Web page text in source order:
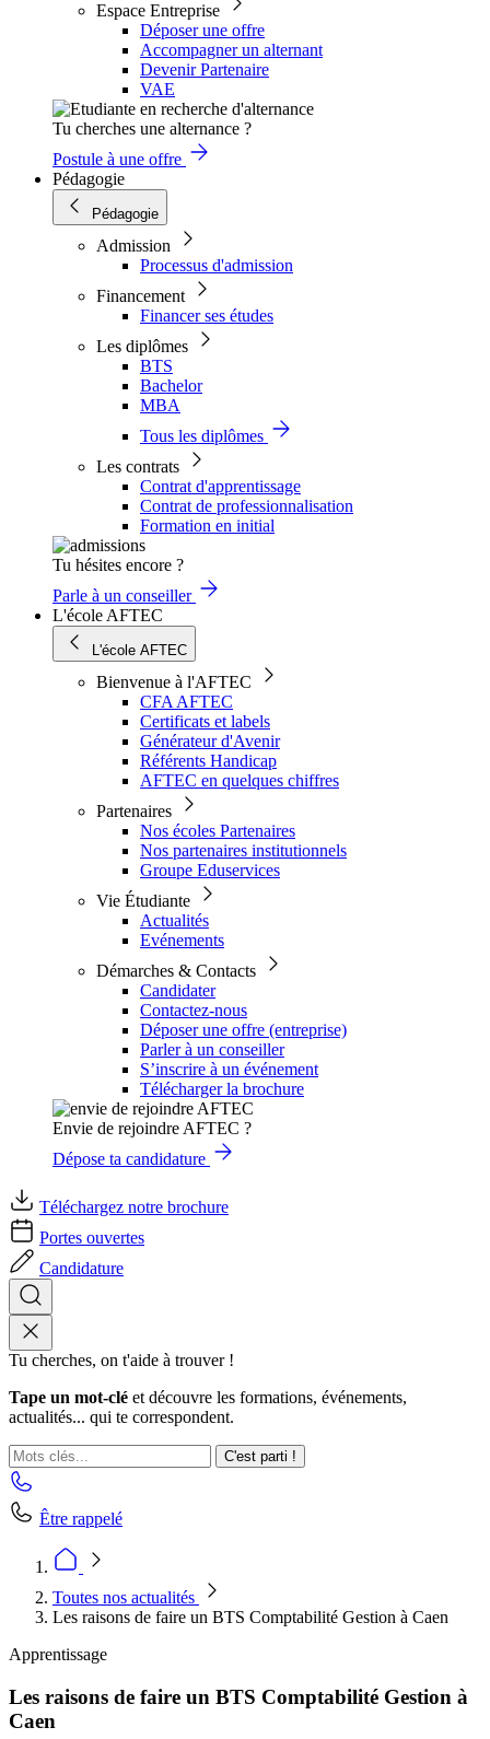
Espace Entreprise
Déposer une offre
Accompagner un alternant
Devenir Partenaire
VAE
Tu cherches une alternance ?
Postule à une offre
Pédagogie
Pédagogie
Admission
Processus d'admission
Financement
Financer ses études
Les diplômes
BTS
Bachelor
MBA
Tous les diplômes
Les contrats
Contrat d'apprentissage
Contrat de professionnalisation
Formation en initial
Tu hésites encore ?
Parle à un conseiller
L'école AFTEC
L'école AFTEC
Bienvenue à l'AFTEC
CFA AFTEC
Certificats et labels
Générateur d'Avenir
Référents Handicap
AFTEC en quelques chiffres
Partenaires
Nos écoles Partenaires
Nos partenaires institutionnels
Groupe Eduservices
Vie Étudiante
Actualités
Evénements
Démarches & Contacts
Candidater
Contactez-nous
Déposer une offre (entreprise)
Parler à un conseiller
S’inscrire à un événement
Télécharger la brochure
Envie de rejoindre AFTEC ?
Dépose ta candidature
Téléchargez notre brochure
Portes ouvertes
Candidature
Tu cherches, on t'aide à trouver !
Tape un mot-clé et découvre les formations, événements,
actualités... qui te correspondent.
C'est parti !
Être rappelé
Toutes nos actualités
Les raisons de faire un BTS Comptabilité Gestion à Caen
Apprentissage
Les raisons de faire un BTS Comptabilité Gestion à
Caen